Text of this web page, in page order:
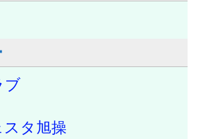
）
ブ
タ旭操